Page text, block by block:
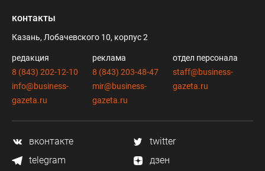
контакты
Казань, Лобачевского 10, корпус 2
редакция
8 (843) 202-12-10
info@business-
gazeta.ru
реклама
8 (843) 203-48-47
mir@business-
gazeta.ru
отдел персонала
staff@business-
gazeta.ru
вконтакте
twitter
telegram
дзен